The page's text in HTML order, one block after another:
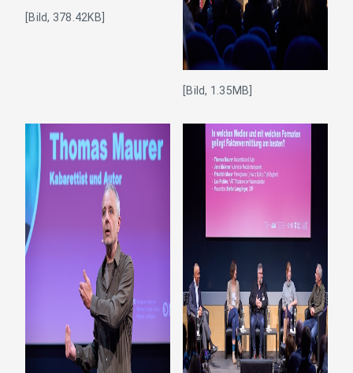
[Bild, 378.42KB]
[Bild, 1.35MB]